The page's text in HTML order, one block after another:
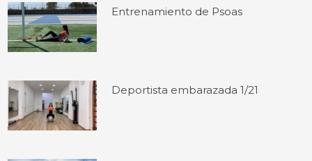
Entrenamiento de Psoas
Deportista embarazada 1/21